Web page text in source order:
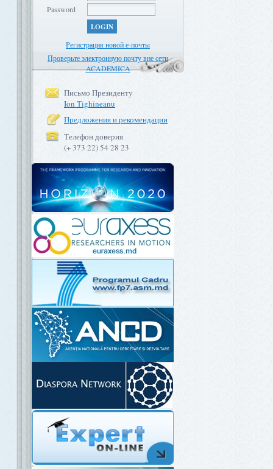
Password
LOGIN
Регистрация новой е-почты
Проверьте электронную почту вне сети
ACADEMICA
Письмо Президенту
Ion Tighineanu
Предложения и рекомендации
Телефон доверия
(+ 373 22) 54 28 23